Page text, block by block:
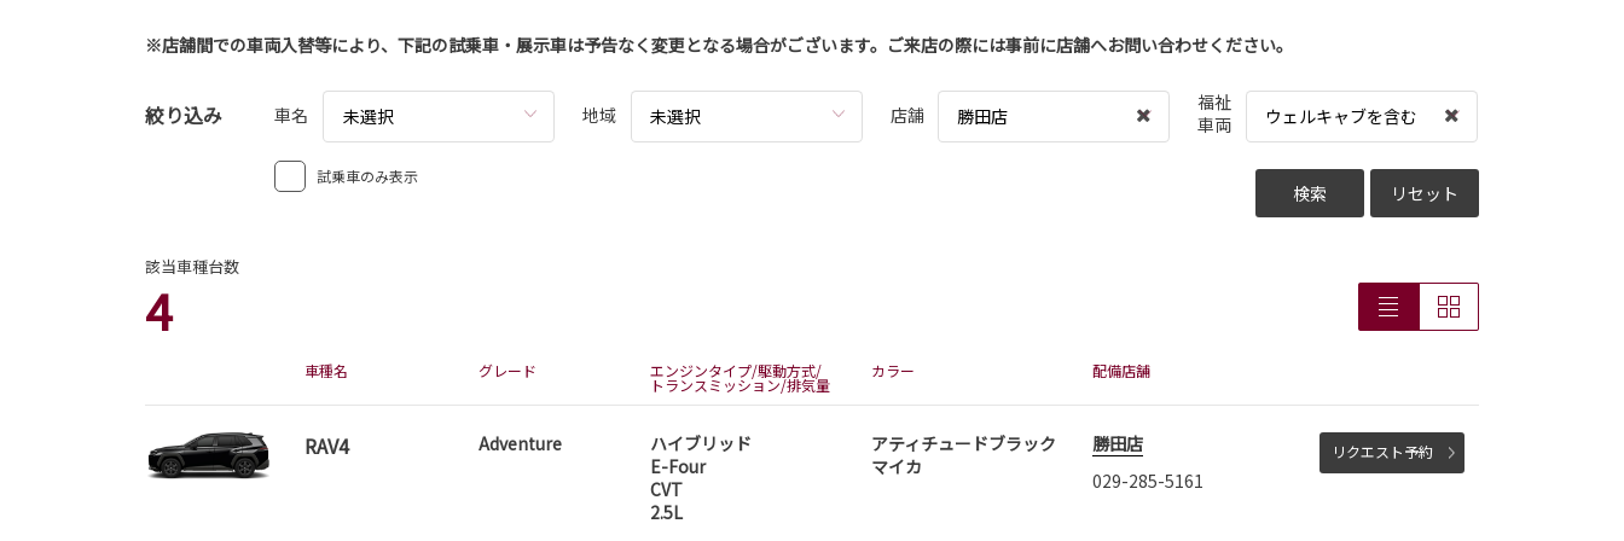
シエンタ 一部改良
シエンタは茨城トヨタから。
ハリアー 一部改良
ハリアーが一部改良となりました。
ハリアーは茨城トヨタから。
※店舗間での車両入替等により、下記の試乗車・展示車は予告なく変更となる場合がございます。ご来店の際には事前に店舗へお問い合わせください。
絞り込み 車名 未選択 地域 未選択 店舗 勝田店
福祉
車両
ウェルキャブを含む
試乗車のみ表示
検索 リセット
該当車種台数
4
車種名 グレード エンジンタイプ/駆動方式/
トランスミッション/排気量
カラー 配備店舗
RAV4 Adventure
ハイブリッド
E-Four
CVT
2.5L
アティチュードブラック
マイカ
勝田店
029-285-5161
リクエスト予約